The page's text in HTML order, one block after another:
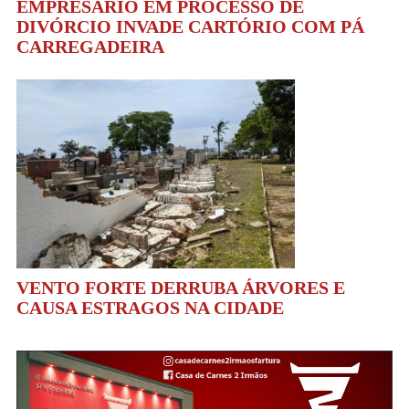
EMPRESÁRIO EM PROCESSO DE
DIVÓRCIO INVADE CARTÓRIO COM PÁ
CARREGADEIRA
VENTO FORTE DERRUBA ÁRVORES E
CAUSA ESTRAGOS NA CIDADE